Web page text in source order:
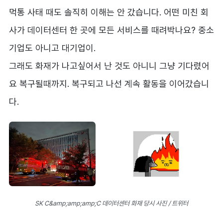
먹통 사태 때도 솔직히 이해는 안 갔습니다. 어떤 미친 회
사가 데이터센터 한 곳에 모든 서비스를 때려박나요? 중소
기업도 아니고 대기업이.
그래도 화재가 나고싶어서 난 것도 아니니 그냥 기다렸어
요 복구될때까지. 복구되고 나선 계속 활동을 이어갔습니
다.
SK C&amp;amp;amp;C 데이터센터 화재 당시 사진 / 트위터